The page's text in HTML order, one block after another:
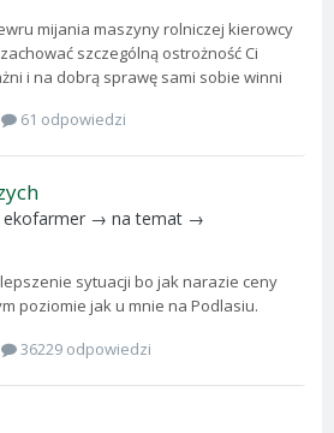
mijania maszyny rolniczej kierowcy
szczególną ostrożność Ci
i na dobrą sprawę sami sobie winni
61 odpowiedzi
ekofarmer → na temat →
sytuacji bo jak narazie ceny
poziomie jak u mnie na Podlasiu.
36229 odpowiedzi